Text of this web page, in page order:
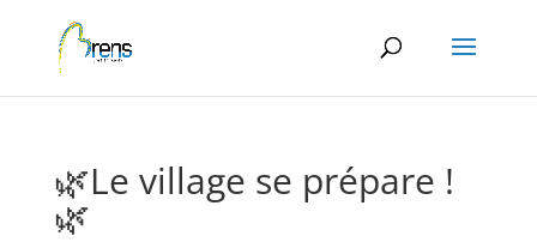
🌿Le village se prépare !
🌿